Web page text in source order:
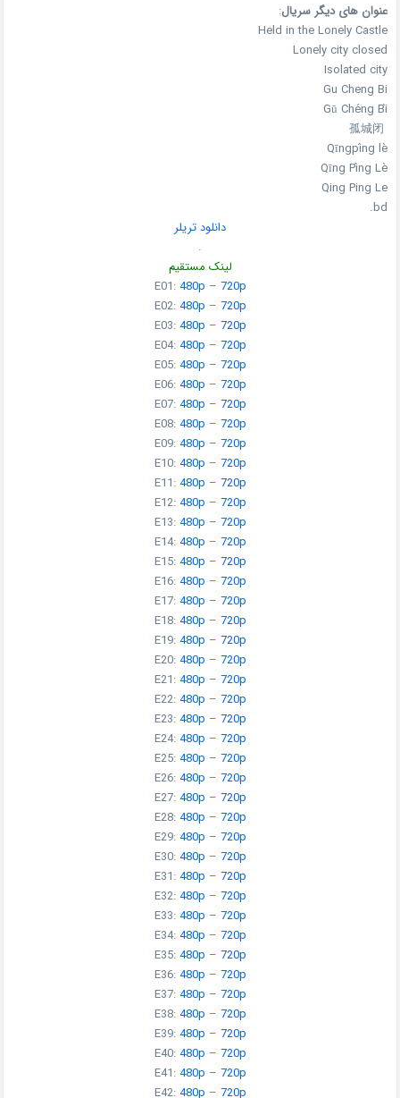
عنوان های دیگر سریال:
Held in the Lonely Castle
Lonely city closed
Isolated city
Gu Cheng Bi
Gū Chéng Bì
Qīngpíng lè
Qīng Píng Lè
Qing Ping Le
bd.
دانلود تریلر
.
لینک مستقیم
E01:480p – 720p
E02:480p – 720p
E03:480p – 720p
E04:480p – 720p
E05:480p – 720p
E06:480p – 720p
E07:480p – 720p
E08:480p – 720p
E09:480p – 720p
E10:480p – 720p
E11:480p – 720p
E12:480p – 720p
E13:480p – 720p
E14:480p – 720p
E15:480p – 720p
E16:480p – 720p
E17:480p – 720p
E18:480p – 720p
E19:480p – 720p
E20:480p – 720p
E21:480p – 720p
E22:480p – 720p
E23:480p – 720p
E24:480p – 720p
E25:480p – 720p
E26:480p – 720p
E27:480p – 720p
E28:480p – 720p
E29:480p – 720p
E30:480p – 720p
E31:480p – 720p
E32:480p – 720p
E33:480p – 720p
E34:480p – 720p
E35:480p – 720p
E36:480p – 720p
E37:480p – 720p
E38:480p – 720p
E39:480p – 720p
E40:480p – 720p
E41:480p – 720p
E42:480p – 720p